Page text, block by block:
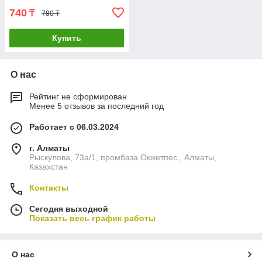
740 ₸ 780 ₸
Купить
О нас
Рейтинг не сформирован
Менее 5 отзывов за последний год
Работает с 06.03.2024
г. Алматы
Рыскулова, 73а/1, промбаза Окжетпес , Алматы,
Казахстан
Контакты
Сегодня выходной
Показать весь график работы
О нас